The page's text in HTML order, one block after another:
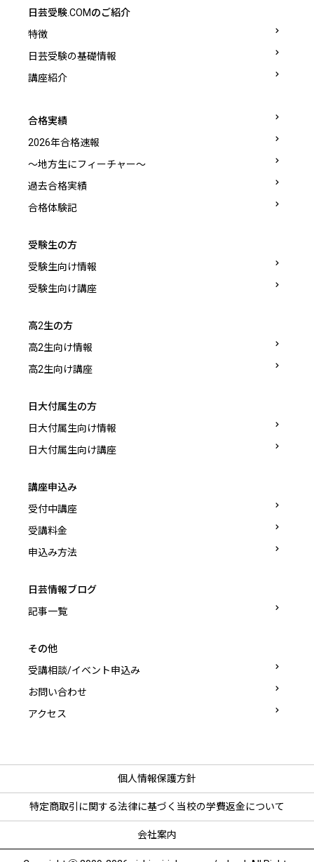
日芸受験.COMのご紹介
特徴
日芸受験の基礎情報
講座紹介
合格実績
2026年合格速報
〜地方生にフィーチャー〜
過去合格実績
合格体験記
受験生の方
受験生向け情報
受験生向け講座
高2生の方
高2生向け情報
高2生向け講座
日大付属生の方
日大付属生向け情報
日大付属生向け講座
講座申込み
受付中講座
受講料金
申込み方法
日芸情報ブログ
記事一覧
その他
受講相談/イベント申込み
お問い合わせ
アクセス
個人情報保護方針
特定商取引に関する法律に基づく 当校の学費返金について
会社案内